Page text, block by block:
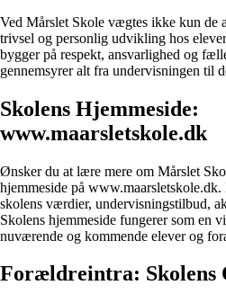
Ved Mårslet Skole vægtes ikke kun de
trivsel og personlig udvikling hos
bygger på respekt, ansvarlighed og
gennemsyrer alt fra undervisningen til
Skolens Hjemmeside:
www.maarsletskole.dk
Ønsker du at lære mere om Mårslet
hjemmeside på
skolens værdier, undervisningstilbud,
Skolens hjemmeside fungerer som en
nuværende og kommende elever og
Forældreintra: Skolens